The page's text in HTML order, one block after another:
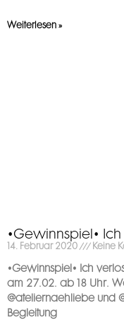
Weiterlesen »
•Gewinnspiel•
14. Februar 2020 Keine
•Gewinnspiel• Ich
am 27.02. ab 18 Uhr.
@ateliernaehliebe und
Begleitung